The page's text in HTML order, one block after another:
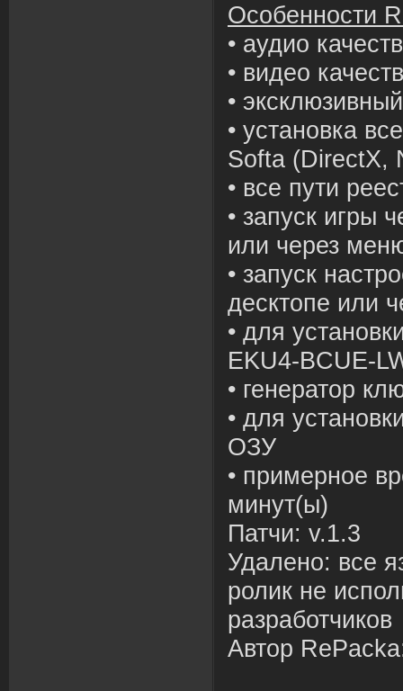
Особенности
• аудио
• видео
•
• установка
Softa (DirectX,
• все пути
• запуск игры
или через
• запуск
десктопе или
• для
EKU4-BCUE-
• генератор
• для
ОЗУ
• примерное
минут(ы)
Патчи: v.1.3
Удалено: все
ролик не
разработчиков
Автор